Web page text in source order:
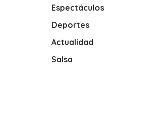
Espectáculos
Deportes
Actualidad
Salsa